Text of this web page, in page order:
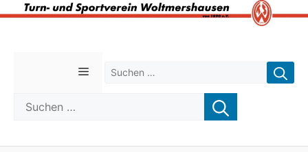
Suchen nach:
Menü
Suchen nach: